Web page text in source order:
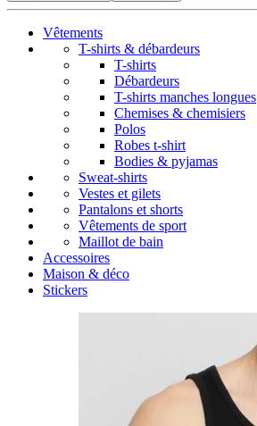
Vêtements
T-shirts & débardeurs
T-shirts
Débardeurs
T-shirts manches longues
Chemises & chemisiers
Polos
Robes t-shirt
Bodies & pyjamas
Sweat-shirts
Vestes et gilets
Pantalons et shorts
Vêtements de sport
Maillot de bain
Accessoires
Maison & déco
Stickers